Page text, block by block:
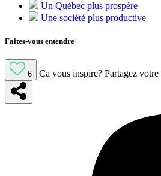
Un Québec plus prospère
Une société plus productive
Faites-vous entendre
6 Ça vous inspire? Partagez